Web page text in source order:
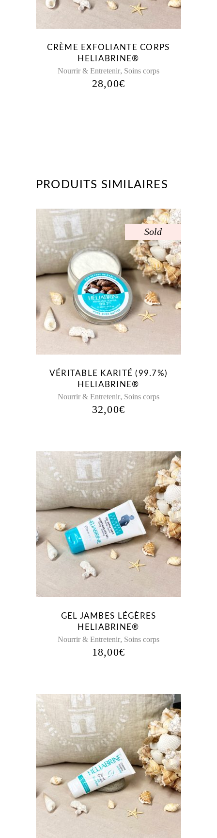
CRÈME EXFOLIANTE CORPS
HELIABRINE®
Nourrir & Entretenir, Soins corps
28,00€
PRODUITS SIMILAIRES
Sold
VÉRITABLE KARITÉ (99.7%)
HELIABRINE®
Nourrir & Entretenir, Soins corps
32,00€
GEL JAMBES LÉGÈRES
HELIABRINE®
Nourrir & Entretenir, Soins corps
18,00€